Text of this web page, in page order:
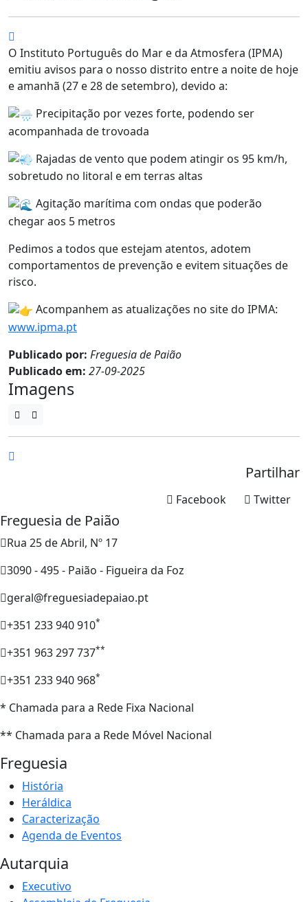
O Instituto Português do Mar e da Atmosfera (IPMA)
emitiu avisos para o nosso distrito entre a noite de hoje
e amanhã (27 e 28 de setembro), devido a:
Precipitação por vezes forte, podendo ser
acompanhada de trovoada
Rajadas de vento que podem atingir os 95 km/h,
sobretudo no litoral e em terras altas
Agitação marítima com ondas que poderão
chegar aos 5 metros
Pedimos a todos que estejam atentos, adotem
comportamentos de prevenção e evitem situações de
risco.
Acompanhem as atualizações no site do IPMA:
www.ipma.pt
Publicado por: Freguesia de Paião
Publicado em: 27-09-2025
Imagens
Partilhar
Twitter
Facebook
Freguesia de Paião
Rua 25 de Abril, Nº 17
3090 - 495 - Paião - Figueira da Foz
geral@freguesiadepaiao.pt
+351 233 940 910*
+351 963 297 737**
+351 233 940 968*
* Chamada para a Rede Fixa Nacional
** Chamada para a Rede Móvel Nacional
Freguesia
História
Heráldica
Caracterização
Agenda de Eventos
Autarquia
Executivo